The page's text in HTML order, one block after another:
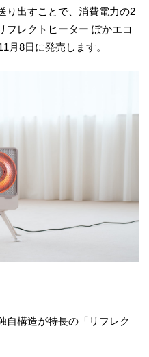
り出すことで、消費電力の2
フレクトヒーター ぽかエコ
月8日に発売します。
自構造が特長の「リフレク